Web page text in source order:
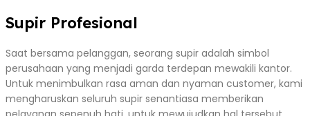
Supir Profesional
Saat bersama pelanggan, seorang supir adalah simbol
perusahaan yang menjadi garda terdepan mewakili kantor.
Untuk menimbulkan rasa aman dan nyaman customer, kami
mengharuskan seluruh supir senantiasa memberikan